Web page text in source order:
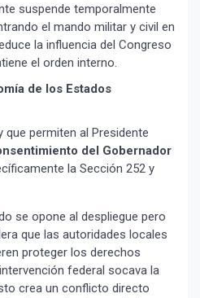
suspende temporalmente
el mando militar y civil en
la influencia del Congreso
el orden interno.
de los Estados
que permiten al Presidente
del Gobernador
la Sección 252 y
se opone al despliegue pero
que las autoridades locales
proteger los derechos
federal socava la
crea un conflicto directo